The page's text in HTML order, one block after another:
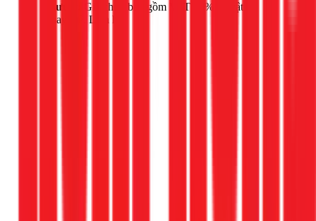
Lưu ý:
Giá chưa bao gồm VAT 10% và vật tư
thay thế. Liên hệ